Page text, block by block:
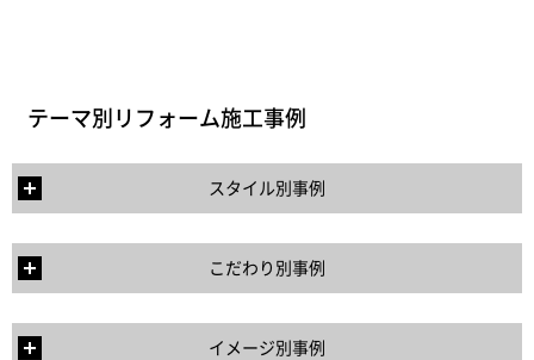
テーマ別リフォーム施工事例
スタイル別事例
こだわり別事例
イメージ別事例